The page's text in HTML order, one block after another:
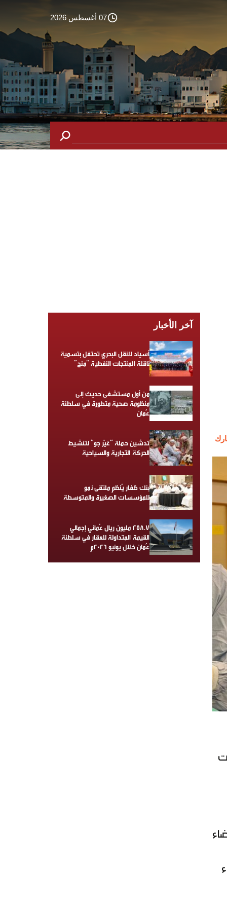
07 أغسطس 2026
آخر الأخبار
أسياد للنقل البحري تحتفل بتسمية
ناقلة المنتجات النفطية “منح”
من أول مستشفى حديث إلى
منظومة صحية متطورة في سلطنة
عُمان
تدشين حملة “غيّر جو” لتنشيط
الحركة التجارية والسياحية
بنك ظفار يُنظم ملتقى نمو
للمؤسسات الصغيرة والمتوسطة
258.7 مليون ريال عُماني إجمالي
القيمة المتداولة للعقار في سلطنة
عُمان خلال يونيو 2026م